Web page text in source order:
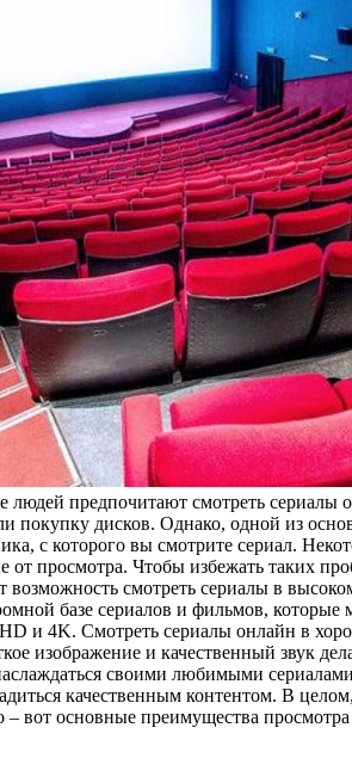
людей предпочитают смотреть
покупку дисков. Однако, одной из
с которого вы смотрите сериал.
от просмотра. Чтобы избежать таких
возможность смотреть сериалы в
базе сериалов и фильмов,
и 4K. Смотреть сериалы онлайн в
изображение и качественный звук
своими любимыми
качественным контентом. В
– вот основные преимущества